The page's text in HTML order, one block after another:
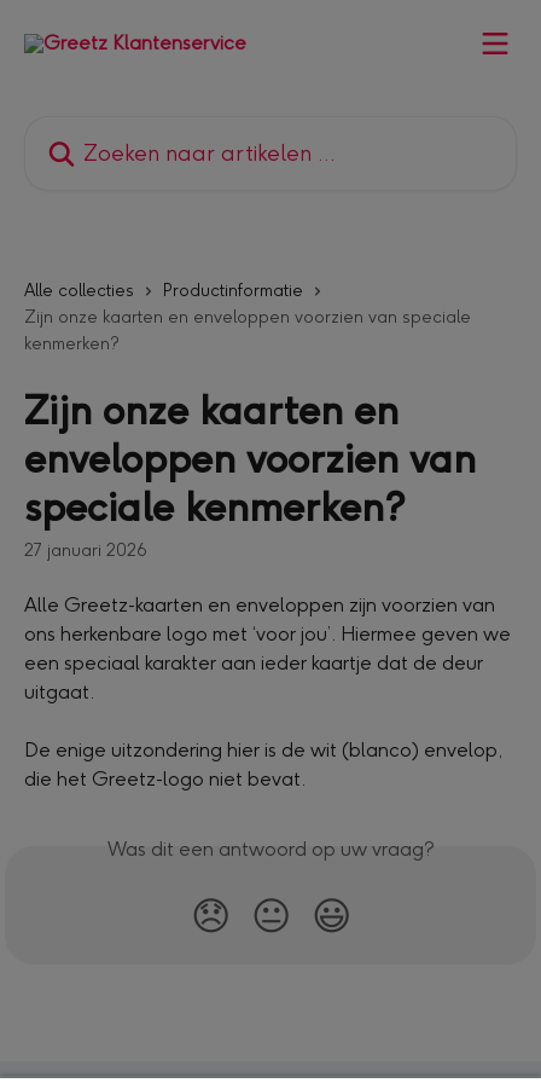
Alle collecties
Productinformatie
Zijn onze kaarten en enveloppen voorzien van speciale
kenmerken?
Zijn onze kaarten en
enveloppen voorzien van
speciale kenmerken?
27 januari 2026
Alle Greetz-kaarten en enveloppen zijn voorzien van
ons herkenbare logo met ‘voor jou’. Hiermee geven we
een speciaal karakter aan ieder kaartje dat de deur
uitgaat.
De enige uitzondering hier is de wit (blanco) envelop,
die het Greetz-logo niet bevat.
Was dit een antwoord op uw vraag?
😞 😐 😃